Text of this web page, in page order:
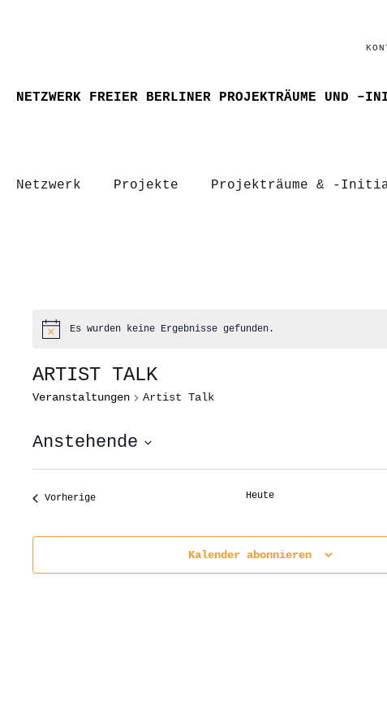
NETZWERK FREIER BERLINER PROJEKTRÄUME UND
Netzwerk Projekte Projekträume & -
HinweisEs wurden keine Ergebnisse gefunden.
ARTIST TALK
Veranstaltungen Artist Talk
Anstehende
wählen.
VorherigeVeranstaltungen Heute
Kalender abonnieren